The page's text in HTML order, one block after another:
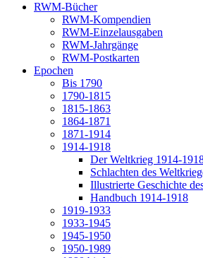
RWM-Bücher
RWM-Kompendien
RWM-Einzelausgaben
RWM-Jahrgänge
RWM-Postkarten
Epochen
Bis 1790
1790-1815
1815-1863
1864-1871
1871-1914
1914-1918
Der Weltkrieg 1914-
Schlachten des
Illustrierte Geschichte
Handbuch 1914-1918
1919-1933
1933-1945
1945-1950
1950-1989